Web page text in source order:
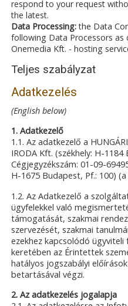
respond to your request
the latest.
Data Processing:the Data
following Data Processors as
Onemedia Kft. - hosting
Teljes szabályzat
Adatkezelés
(English below)
1. Adatkezelő
1.1. Az adatkezelő a
IRODA Kft. (székhely: H-
Cégjegyzékszám: 01-09-
H-1675 Budapest, Pf.: 100)
1.2. Az Adatkezelő a
ügyfelekkel való
támogatását, szakmai
szervezését, szakmai
ezekhez kapcsolódó
keretében az Érintettek
hatályos jogszabályi
betartásával végzi.
2. Az adatkezelés jogalapja